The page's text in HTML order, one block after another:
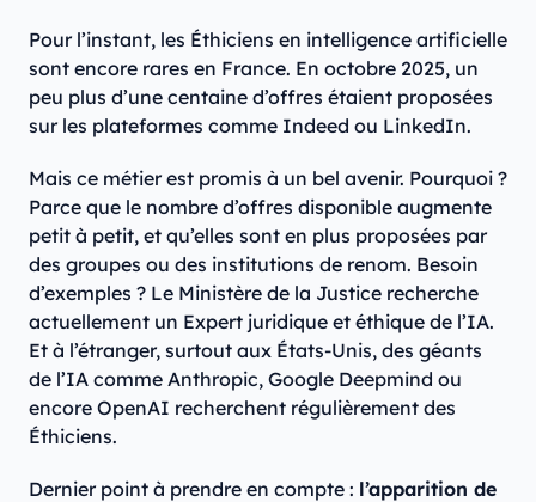
Pour l’instant, les Éthiciens en intelligence artificielle
sont encore rares en France. En octobre 2025, un
peu plus d’une centaine d’offres étaient proposées
sur les plateformes comme Indeed ou LinkedIn.
Mais ce métier est promis à un bel avenir. Pourquoi ?
Parce que le nombre d’offres disponible augmente
petit à petit, et qu’elles sont en plus proposées par
des groupes ou des institutions de renom. Besoin
d’exemples ? Le Ministère de la Justice recherche
actuellement un Expert juridique et éthique de l’IA.
Et à l’étranger, surtout aux États-Unis, des géants
de l’IA comme Anthropic, Google Deepmind ou
encore OpenAI recherchent régulièrement des
Éthiciens.
Dernier point à prendre en compte : l’apparition de